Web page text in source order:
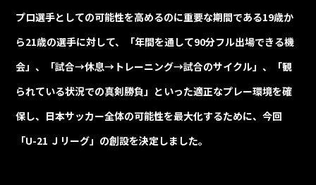
プロ選手としての可能性を高めるのに重要な期間である19歳か
ら21歳の選手に対して、「年間を通して90分フル出場できる機
会」、「試合→休息→トレーニング→試合のサイクル」、「観
られている状況での真剣勝負」といった適正なプレー環境を確
保し、日本サッカー全体の可能性を最大化するために、今回
「U-21 Ｊリーグ」の創設を決定しました。